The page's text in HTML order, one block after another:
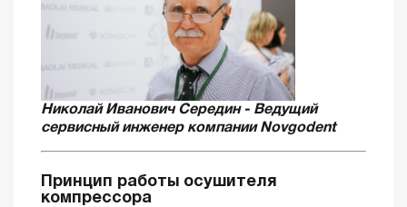
Николай Иванович Середин - Ведущий
сервисный инженер компании Novgodent
Принцип работы осушителя
компрессора